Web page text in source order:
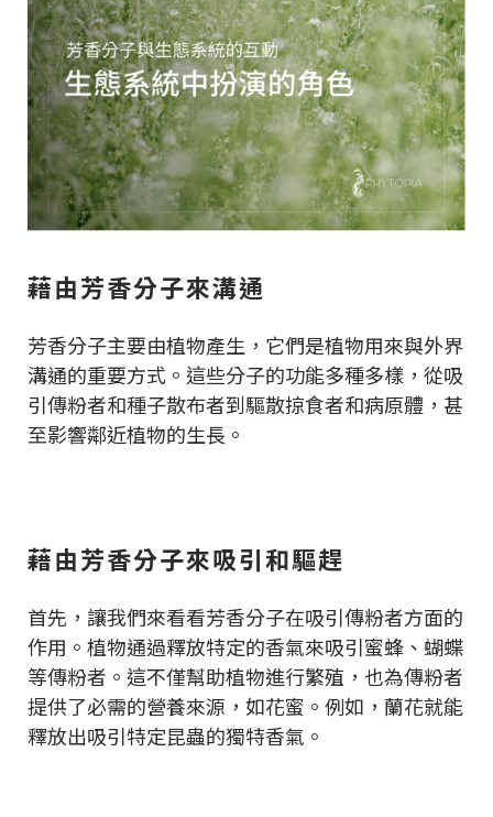
藉由芳香分子來溝通
芳香分子主要由植物產生，它們是植物用來與外界
溝通的重要方式。這些分子的功能多種多樣，從吸
引傳粉者和種子散布者到驅散掠食者和病原體，甚
至影響鄰近植物的生長。
藉由芳香分子來吸引和驅趕
首先，讓我們來看看芳香分子在吸引傳粉者方面的
作用。植物通過釋放特定的香氣來吸引蜜蜂、蝴蝶
等傳粉者。這不僅幫助植物進行繁殖，也為傳粉者
提供了必需的營養來源，如花蜜。例如，蘭花就能
釋放出吸引特定昆蟲的獨特香氣。